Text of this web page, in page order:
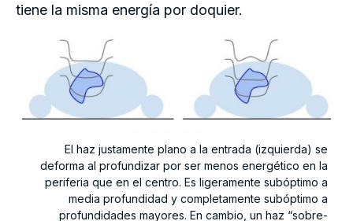
tiene la misma energía por doquier.
El haz justamente plano a la entrada (izquierda) se
deforma al profundizar por ser menos energético en la
periferia que en el centro. Es ligeramente subóptimo a
media profundidad y completamente subóptimo a
profundidades mayores. En cambio, un haz “sobre-